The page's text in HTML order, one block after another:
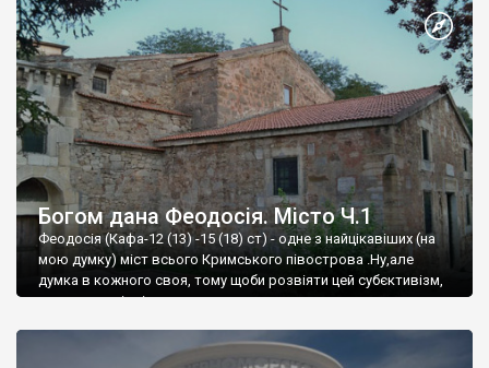
Богом дана Феодосія. Місто Ч.1
Феодосія (Кафа-12 (13) -15 (18) ст) - одне з найцікавіших (на
мою думку) міст всього Кримського півострова .Ну,але
думка в кожного своя, тому щоби розвіяти цей субєктивізм,
запрошую відвідати це